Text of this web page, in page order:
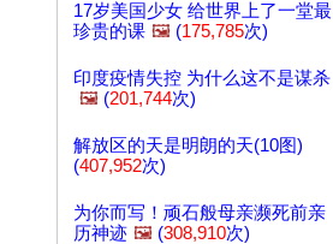
17岁美国少女 给世界上了一堂最
珍贵的课 🖼️ (175,785次)
印度疫情失控 为什么这不是谋杀
🖼️ (201,744次)
解放区的天是明朗的天(10图)
(407,952次)
为你而写！顽石般母亲濒死前亲
历神迹 🖼️ (308,910次)